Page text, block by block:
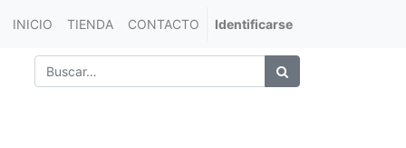
INICIO TIENDA CONTACTO Identificarse